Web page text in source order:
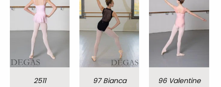
2511 97 Bianca 96 Valentine